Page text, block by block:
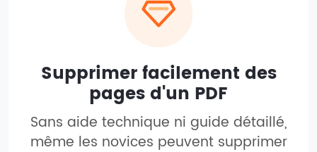
Supprimer facilement des
pages d'un PDF
Sans aide technique ni guide détaillé,
même les novices peuvent supprimer